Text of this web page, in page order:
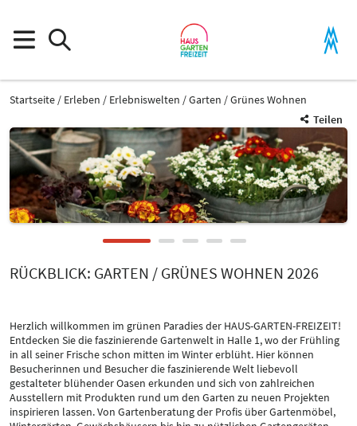
Startseite Erleben Erlebniswelten
Garten / Grünes Wohnen
Teilen
RÜCKBLICK: GARTEN / GRÜNES WOHNEN 2026
Herzlich willkommen im grünen Paradies der HAUS-GARTEN-FREIZEIT!
Entdecken Sie die faszinierende Gartenwelt in Halle 1, wo der Frühling
in all seiner Frische schon mitten im Winter erblüht. Hier können
Besucherinnen und Besucher die faszinierende Welt liebevoll
gestalteter blühender Oasen erkunden und sich von zahlreichen
Ausstellern mit Produkten rund um den Garten zu neuen Projekten
inspirieren lassen. Von Gartenberatung der Profis über Gartenmöbel,